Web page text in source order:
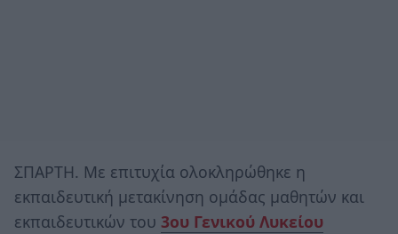
ΣΠΑΡΤΗ. Με επιτυχία ολοκληρώθηκε η
εκπαιδευτική μετακίνηση ομάδας μαθητών και
εκπαιδευτικών του 3ου Γενικού Λυκείου